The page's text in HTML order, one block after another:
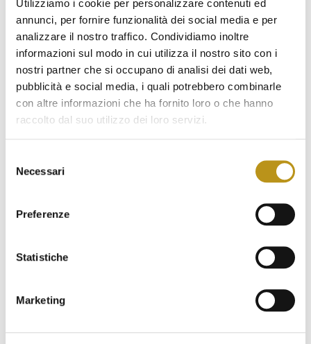
Utilizziamo i cookie per personalizzare contenuti ed
annunci, per fornire funzionalità dei social media e per
analizzare il nostro traffico. Condividiamo inoltre
informazioni sul modo in cui utilizza il nostro sito con i
nostri partner che si occupano di analisi dei dati web,
pubblicità e social media, i quali potrebbero combinarle
con altre informazioni che ha fornito loro o che hanno
raccolto dal suo utilizzo dei loro servizi.
delNecessari
Preferenze
Statistiche
Marketing
territorio ed arte
Eventi Estate 2026 San Teodoro: concerti, festival